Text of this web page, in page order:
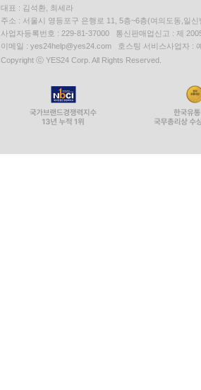
대표 : 김석환, 최세라
주소 : 서울시 영등포구 은행로 11, 5층~6층(여의도동,일신
사업자등록번호 : 229-81-37000 통신판매업신고 : 제
이메일 : yes24help@yes24.com 호스팅 서비스사업자 :
Copyright ⓒ YES24 Corp. All Rights Reserved.